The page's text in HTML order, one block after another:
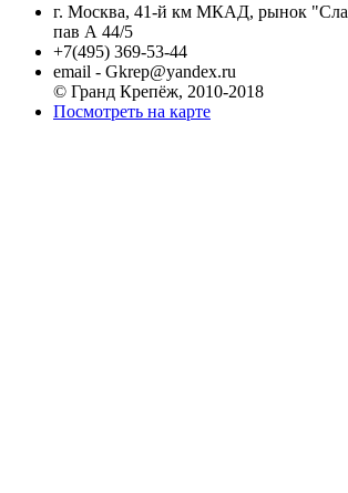
г. Москва, 41-й км МКАД, рынок
пав А 44/5
+7(495) 369-53-44
email - Gkrep@yandex.ru
© Гранд Крепёж, 2010-2018
Посмотреть на карте